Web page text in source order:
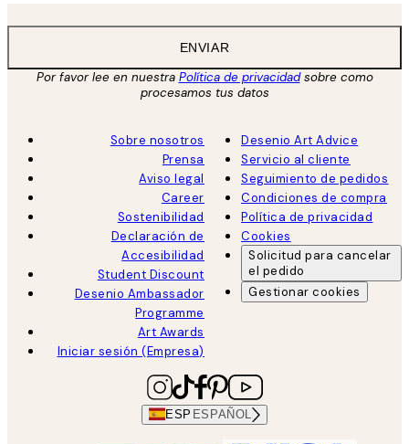
ENVIAR
Por favor lee en nuestra Política de privacidadsobre como
procesamos tus datos
Sobre nosotros
Prensa
Aviso legal
Career
Sostenibilidad
Declaración de
Accesibilidad
Student Discount
Desenio Ambassador
Programme
Art Awards
Iniciar sesión (Empresa)
Desenio Art Advice
Servicio al cliente
Seguimiento de pedidos
Condiciones de compra
Política de privacidad
Cookies
Solicitud para cancelar
el pedido
Gestionar cookies
ESP ESPAÑOL